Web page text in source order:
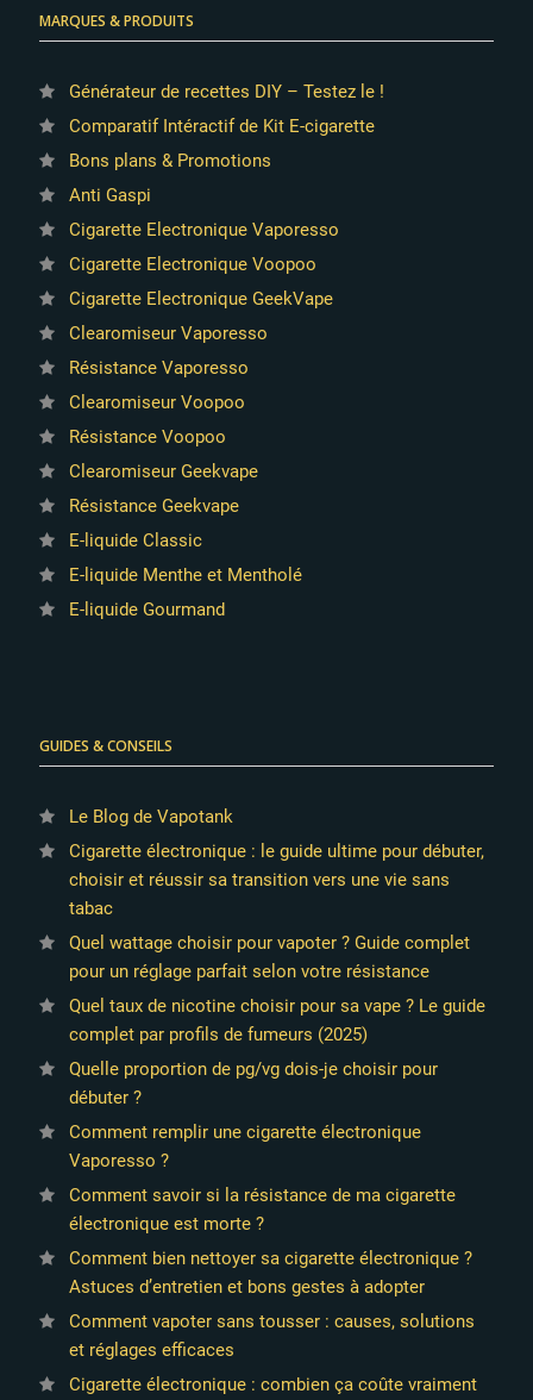
MARQUES & PRODUITS
Générateur de recettes DIY – Testez le !
Comparatif Intéractif de Kit E-cigarette
Bons plans & Promotions
Anti Gaspi
Cigarette Electronique Vaporesso
Cigarette Electronique Voopoo
Cigarette Electronique GeekVape
Clearomiseur Vaporesso
Résistance Vaporesso
Clearomiseur Voopoo
Résistance Voopoo
Clearomiseur Geekvape
Résistance Geekvape
E-liquide Classic
E-liquide Menthe et Mentholé
E-liquide Gourmand
GUIDES & CONSEILS
Le Blog de Vapotank
Cigarette électronique : le guide ultime pour débuter,
choisir et réussir sa transition vers une vie sans
tabac
Quel wattage choisir pour vapoter ? Guide complet
pour un réglage parfait selon votre résistance
Quel taux de nicotine choisir pour sa vape ? Le guide
complet par profils de fumeurs (2025)
Quelle proportion de pg/vg dois-je choisir pour
débuter ?
Comment remplir une cigarette électronique
Vaporesso ?
Comment savoir si la résistance de ma cigarette
électronique est morte ?
Comment bien nettoyer sa cigarette électronique ?
Astuces d’entretien et bons gestes à adopter
Comment vapoter sans tousser : causes, solutions
et réglages efficaces
Cigarette électronique : combien ça coûte vraiment